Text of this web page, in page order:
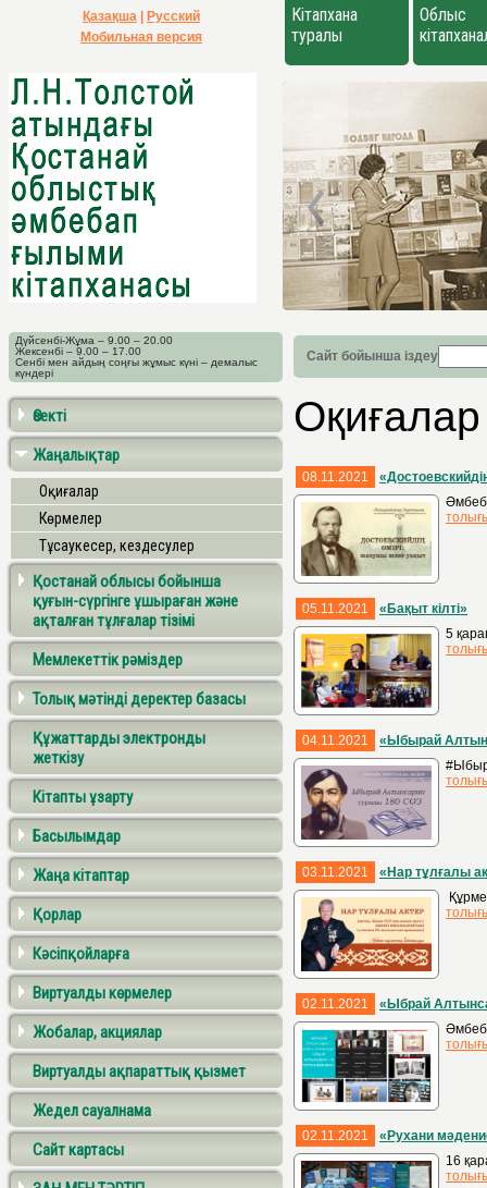
Қазақша
Русский
Мобильная версия
Кітапхана
туралы
Облыс
Дүйсенбі-Жұма – 9.00 – 20.00
Жексенбі – 9.00 – 17.00
Сенбі мен айдың соңғы жұмыс күні – демалыс
күндері
Сайт бойынша іздеу
Өзекті
Жаңалықтар
Оқиғалар
Көрмелер
Тұсаукесер, кездесулер
Қостанай облысы бойынша
қуғын-сүргінге ұшыраған және
ақталған тұлғалар тізімі
Мемлекеттік рәміздер
Толық мәтінді деректер базасы
Құжаттарды электронды
жеткізу
Кітапты ұзарту
Басылымдар
Жаңа кітаптар
Қорлар
Кәсіпқойларға
Виртуалды көрмелер
Жобалар, акциялар
Виртуалды ақпараттық қызмет
Жедел сауалнама
Сайт картасы
Оқиғалар
08.11.2021
05.11.2021
«Бақыт кілті»
5
04.11.2021
«Ыбырай
03.11.2021
«Нар тұлғалы
02.11.2021
«Ыбрай
02.11.2021
«Рухани
16